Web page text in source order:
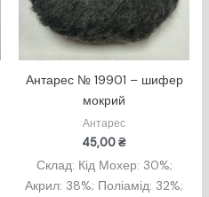
Антарес № 19901 – шифер
мокрий
Антарес
45,00₴
Склад: Кід Мохер: 30%;
Акрил: 38%; Поліамід: 32%;